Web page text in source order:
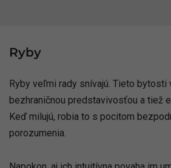
Ryby
Ryby veľmi rady snívajú. Tieto bytosti
bezhraničnou predstavivosťou a tiež
Keď milujú, robia to s pocitom
porozumenia.